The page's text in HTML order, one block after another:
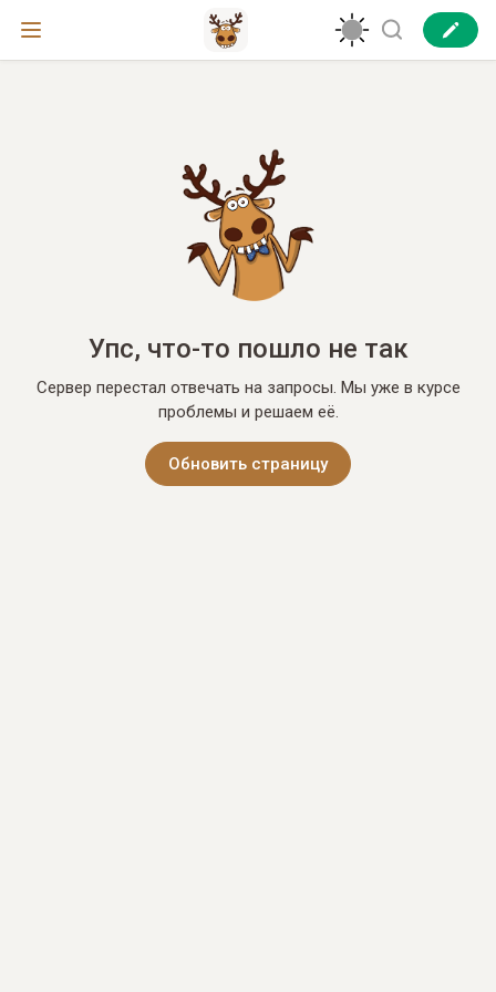
Упс, что-то пошло не так
Сервер перестал отвечать на запросы. Мы уже в курсе
проблемы и решаем её.
Обновить страницу